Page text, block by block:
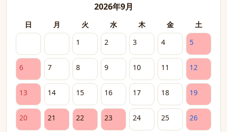
2026年9月
日 月 火 水 木 金
土
1
2 3 4 5
6 7 8 9 10 11 12
13 14 15 16 17 18 19
20 21 22 23 24 25 26